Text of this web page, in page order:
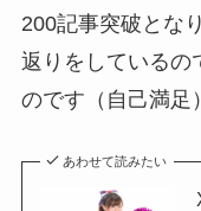
200記事突破とな
返りをしているの
のです（自己満足
あわせて読みたい